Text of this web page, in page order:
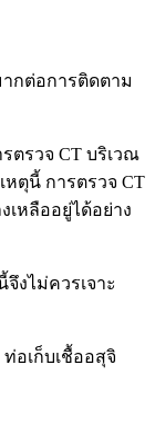
ากต่อการติดตาม
ตรวจ CT บริเวณ
ตุนี้ การตรวจ CT
เหลืออยู่ได้อย่าง
งไม่ควรเจาะ
อเก็บเชื้ออสุจิ